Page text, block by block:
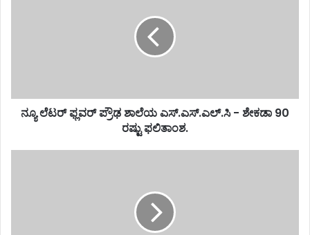
ನ್ಯೂ ಲೆಟರ್ ಫ್ಲವರ್ ಪ್ರೌಢ ಶಾಲೆಯ ಎಸ್.ಎಸ್.ಎಲ್.ಸಿ - ಶೇಕಡಾ 90
ರಷ್ಟು ಫಲಿತಾಂಶ.